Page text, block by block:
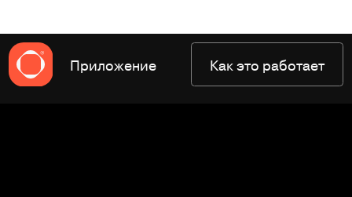
Приложение Как это работает